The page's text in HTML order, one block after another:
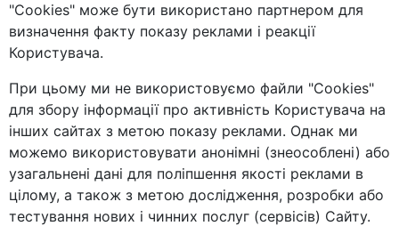
"Cookies" може бути використано партнером для
визначення факту показу реклами і реакції
Користувача.
При цьому ми не використовуємо файли "Cookies"
для збору інформації про активність Користувача на
інших сайтах з метою показу реклами. Однак ми
можемо використовувати анонімні (знеособлені) або
узагальнені дані для поліпшення якості реклами в
цілому, а також з метою дослідження, розробки або
тестування нових і чинних послуг (сервісів) Сайту.